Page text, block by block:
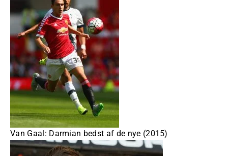
Van Gaal: Darmian bedst af de nye (2015)